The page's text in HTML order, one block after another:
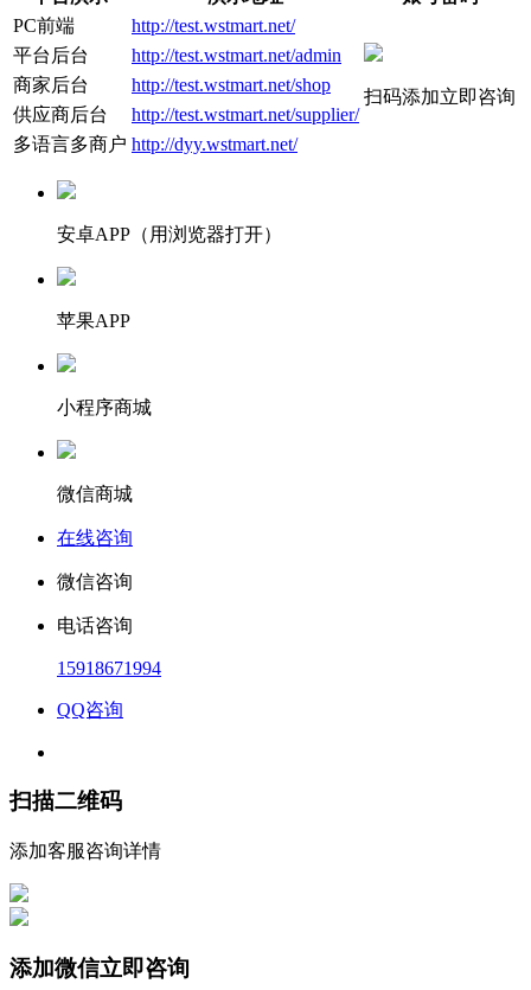
PC前端
http://test.wstmart.net/
扫码添加立即咨询
平台后台
http://test.wstmart.net/admin
商家后台
http://test.wstmart.net/shop
供应商后台
http://test.wstmart.net/supplier/
多语言多商户 http://dyy.wstmart.net/
安卓APP（用浏览器打开）
苹果APP
小程序商城
微信商城
在线咨询
微信咨询
电话咨询
15918671994
QQ咨询
扫描二维码
添加客服咨询详情
添加微信立即咨询